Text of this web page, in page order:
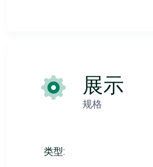
展示
规格
类型: